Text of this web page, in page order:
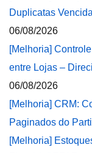
Duplicatas
06/08/2026
[Melhoria]
entre Lojas –
06/08/2026
[Melhoria] CRM:
Paginados do
[Melhoria]